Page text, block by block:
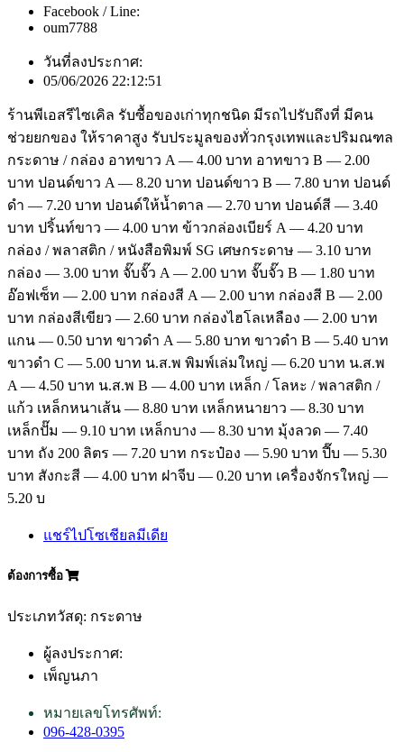
Facebook / Line:
oum7788
วันที่ลงประกาศ:
05/06/2026 22:12:51
ร้านพีเอสรีไซเคิล รับซื้อของเก่าทุกชนิด มีรถไปรับถึงที่ มีคน
ช่วยยกของ ให้ราคาสูง รับประมูลของทั่วกรุงเทพและปริมณฑล
กระดาษ / กล่อง อาทขาว A — 4.00 บาท อาทขาว B — 2.00
บาท ปอนด์ขาว A — 8.20 บาท ปอนด์ขาว B — 7.80 บาท ปอนด์
ดำ — 7.20 บาท ปอนด์ให้น้ำตาล — 2.70 บาท ปอนด์สี — 3.40
บาท ปริ้นท์ขาว — 4.00 บาท ข้าวกล่องเบียร์ A — 4.20 บาท
กล่อง / พลาสติก / หนังสือพิมพ์ SG เศษกระดาษ — 3.10 บาท
กล่อง — 3.00 บาท จั๊บจั๊ว A — 2.00 บาท จั๊บจั๊ว B — 1.80 บาท
อ๊อฟเซ็ท — 2.00 บาท กล่องสี A — 2.00 บาท กล่องสี B — 2.00
บาท กล่องสีเขียว — 2.60 บาท กล่องไฮโลเหลือง — 2.00 บาท
แกน — 0.50 บาท ขาวดำ A — 5.80 บาท ขาวดำ B — 5.40 บาท
ขาวดำ C — 5.00 บาท น.ส.พ พิมพ์เล่มใหญ่ — 6.20 บาท น.ส.พ
A — 4.50 บาท น.ส.พ B — 4.00 บาท เหล็ก / โลหะ / พลาสติก /
แก้ว เหล็กหนาเส้น — 8.80 บาท เหล็กหนายาว — 8.30 บาท
เหล็กปั๊ม — 9.10 บาท เหล็กบาง — 8.30 บาท มุ้งลวด — 7.40
บาท ถัง 200 ลิตร — 7.20 บาท กระป๋อง — 5.90 บาท ปี๊บ — 5.30
บาท สังกะสี — 4.00 บาท ฝาจีบ — 0.20 บาท เครื่องจักรใหญ่ —
5.20 บ
แชร์ไปโซเชียลมีเดีย
ต้องการซื้อ
ประเภทวัสดุ: กระดาษ
ผู้ลงประกาศ:
เพ็ญนภา
หมายเลขโทรศัพท์:
096-428-0395